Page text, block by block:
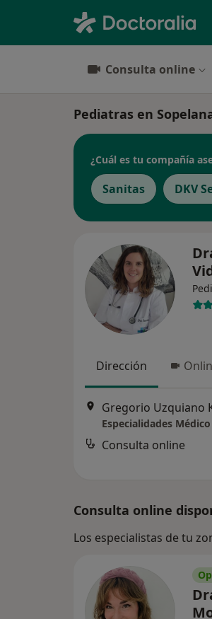
Consulta online
Pediatras en
¿Cuál es tu compañía
Sanitas DKV
Dirección
Gregorio Uzquiano
Consulta online
Consulta online
Los especialistas de tu